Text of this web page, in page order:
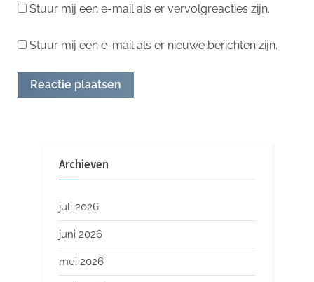
Stuur mij een e-mail als er vervolgreacties zijn.
Stuur mij een e-mail als er nieuwe berichten zijn.
Archieven
juli 2026
juni 2026
mei 2026